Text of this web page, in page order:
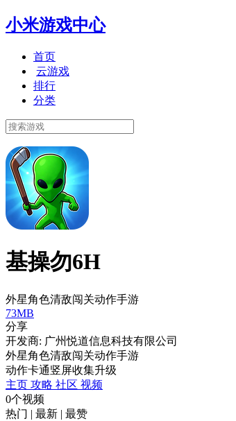
小米游戏中心
首页
云游戏
排行
分类
基操勿6H
外星角色清敌闯关动作手游
73MB
分享
开发商: 广州悦道信息科技有限公司
外星角色清敌闯关动作手游
动作卡通竖屏收集升级
主页 攻略 社区 视频
0个视频
热门 | 最新 | 最赞